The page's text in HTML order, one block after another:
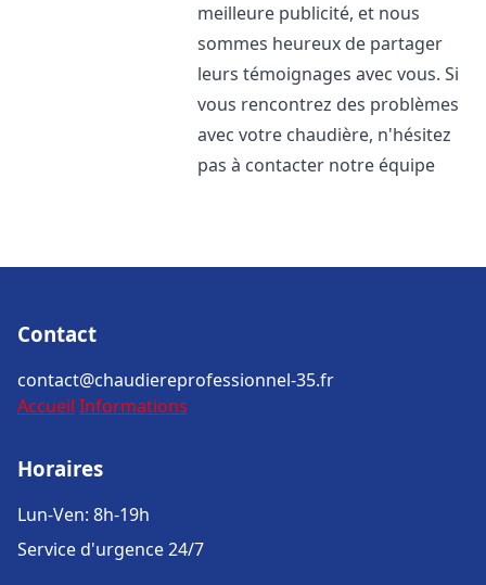
meilleure publicité, et nous
sommes heureux de partager
leurs témoignages avec vous. Si
vous rencontrez des problèmes
avec votre chaudière, n'hésitez
pas à contacter notre équipe
Contact
contact@chaudiereprofessionnel-35.fr
Accueil Informations
Horaires
Lun-Ven: 8h-19h
Service d'urgence 24/7